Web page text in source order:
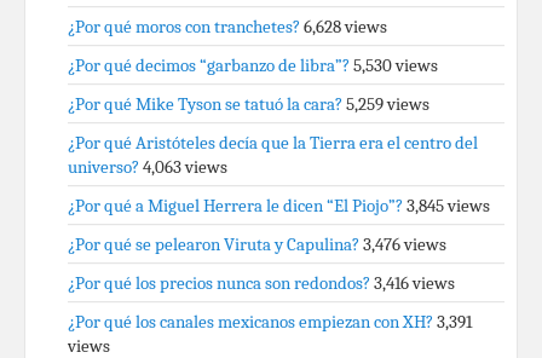
¿Por qué moros con tranchetes? 6,628 views
¿Por qué decimos “garbanzo de libra”? 5,530 views
¿Por qué Mike Tyson se tatuó la cara? 5,259 views
¿Por qué Aristóteles decía que la Tierra era el centro del
universo? 4,063 views
¿Por qué a Miguel Herrera le dicen “El Piojo”? 3,845 views
¿Por qué se pelearon Viruta y Capulina? 3,476 views
¿Por qué los precios nunca son redondos? 3,416 views
¿Por qué los canales mexicanos empiezan con XH? 3,391
views